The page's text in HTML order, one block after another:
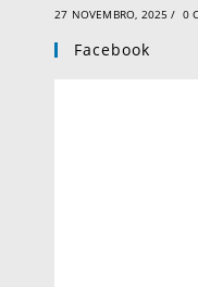
27 NOVEMBRO, 2025 / 0
Facebook